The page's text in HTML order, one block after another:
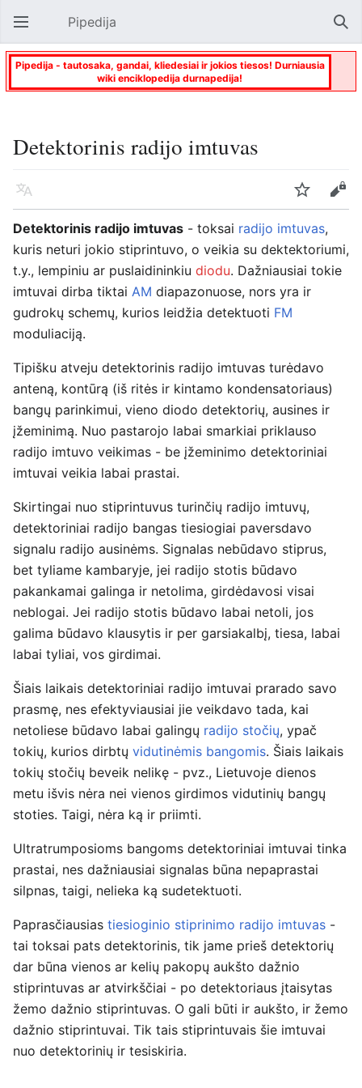
Atverti pagrindinį meniu Pipedija
Pipedija - tautosaka, gandai, kliedesiai ir jokios tiesos! Durniausia
wiki enciklopedija durnapedija!
Detektorinis radijo imtuvas
Kalba Stebėti
Keisti
Detektorinis radijo imtuvas - toksai radijo imtuvas,
kuris neturi jokio stiprintuvo, o veikia su dektektoriumi,
t.y., lempiniu ar puslaidininkiu diodu. Dažniausiai tokie
imtuvai dirba tiktai AM diapazonuose, nors yra ir
gudrokų schemų, kurios leidžia detektuoti FM
moduliaciją.
Tipišku atveju detektorinis radijo imtuvas turėdavo
anteną, kontūrą (iš ritės ir kintamo kondensatoriaus)
bangų parinkimui, vieno diodo detektorių, ausines ir
įžeminimą. Nuo pastarojo labai smarkiai priklauso
radijo imtuvo veikimas - be įžeminimo detektoriniai
imtuvai veikia labai prastai.
Skirtingai nuo stiprintuvus turinčių radijo imtuvų,
detektoriniai radijo bangas tiesiogiai paversdavo
signalu radijo ausinėms. Signalas nebūdavo stiprus,
bet tyliame kambaryje, jei radijo stotis būdavo
pakankamai galinga ir netolima, girdėdavosi visai
neblogai. Jei radijo stotis būdavo labai netoli, jos
galima būdavo klausytis ir per garsiakalbį, tiesa, labai
labai tyliai, vos girdimai.
Šiais laikais detektoriniai radijo imtuvai prarado savo
prasmę, nes efektyviausiai jie veikdavo tada, kai
netoliese būdavo labai galingų radijo stočių, ypač
tokių, kurios dirbtų vidutinėmis bangomis. Šiais laikais
tokių stočių beveik nelikę - pvz., Lietuvoje dienos
metu išvis nėra nei vienos girdimos vidutinių bangų
stoties. Taigi, nėra ką ir priimti.
Ultratrumposioms bangoms detektoriniai imtuvai tinka
prastai, nes dažniausiai signalas būna nepaprastai
silpnas, taigi, nelieka ką sudetektuoti.
Paprasčiausias tiesioginio stiprinimo radijo imtuvas -
tai toksai pats detektorinis, tik jame prieš detektorių
dar būna vienos ar kelių pakopų aukšto dažnio
stiprintuvas ar atvirkščiai - po detektoriaus įtaisytas
žemo dažnio stiprintuvas. O gali būti ir aukšto, ir žemo
dažnio stiprintuvai. Tik tais stiprintuvais šie imtuvai
nuo detektorinių ir tesiskiria.